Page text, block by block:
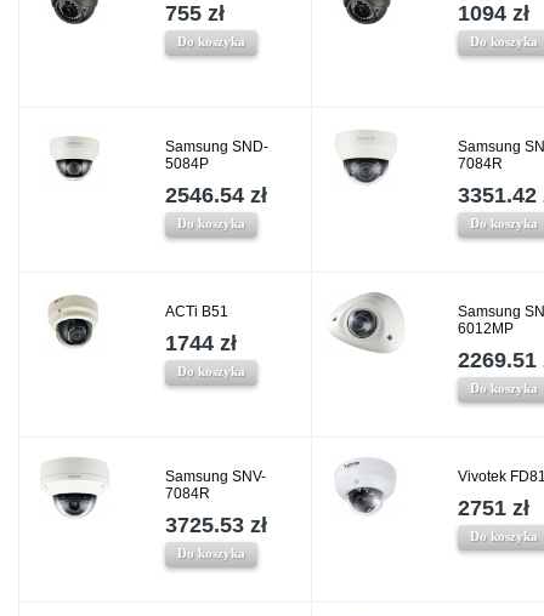
755 zł
Do koszyka
1094 zł
Do koszyka
Samsung SND-
5084P
2546.54 zł
Do koszyka
Samsung
7084R
3351.42
Do koszyka
ACTi B51
1744 zł
Do koszyka
Samsung
6012MP
2269.51
Do koszyka
Samsung SNV-
7084R
3725.53 zł
Do koszyka
Vivotek
2751 zł
Do koszyka